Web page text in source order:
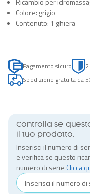
Colore: grigio
Contenuto: 1 ghiera
Pagamento sicuro
Spedizione gratuita da
Controlla se
il tuo prodotto.
Inserisci il numero di
e verifica se questo
numero di serie Clicca